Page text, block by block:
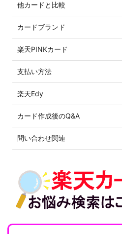
他カードと比較
カードブランド
楽天PINKカード
支払い方法
楽天Edy
カード作成後のQ&A
問い合わせ関連